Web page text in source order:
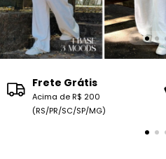
Frete Grátis
Acima de R$ 200
(RS/PR/SC/SP/MG)